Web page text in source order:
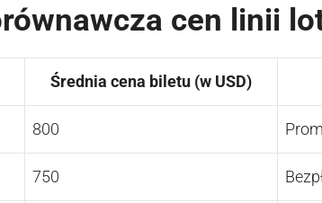
cen linii
Średnia cena biletu (w USD)
800
750